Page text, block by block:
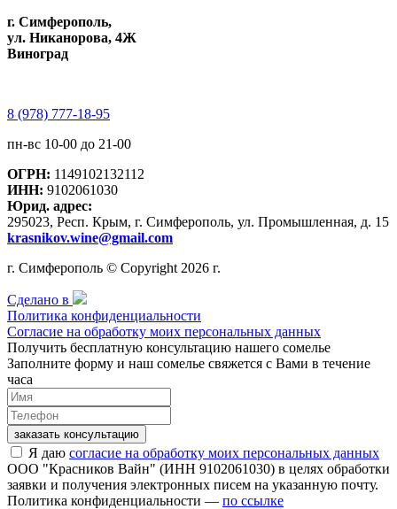
г. Симферополь,
ул. Никанорова, 4Ж
Виноград
8 (978) 777-18-95
пн-вс 10-00 до 21-00
ОГРН: 1149102132112
ИНН: 9102061030
Юрид. адрес:
295023, Респ. Крым, г. Симферополь, ул. Промышленная, д. 15
krasnikov.wine@gmail.com
г. Симферополь © Copyright 2026 г.
Сделано в
Политика конфиденциальности
Согласие на обработку моих персональных данных
Получить бесплатную консультацию нашего сомелье
Заполните форму и наш сомелье свяжется с Вами в течение
часа
заказать консультацию
Я даю согласие на обработку моих персональных данных
ООО "Красников Вайн" (ИНН 9102061030) в целях обработки
заявки и получения электронных писем на указанную почту.
Политика конфиденциальности — по ссылке